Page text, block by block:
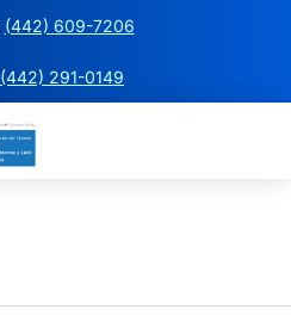
(442) 291-0149
(442) 609-7206